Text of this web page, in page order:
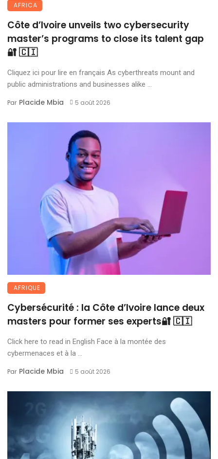
AFRICA
Côte d’Ivoire unveils two cybersecurity
master’s programs to close its talent gap
🔐 🇨🇮
Cliquez ici pour lire en français As cyberthreats mount and
public administrations and businesses alike ...
Par Placide Mbia 5 août 2026
AFRIQUE
Cybersécurité : la Côte d’Ivoire lance deux
masters pour former ses experts🔐 🇨🇮
Click here to read in English Face à la montée des
cybermenaces et à la ...
Par Placide Mbia 5 août 2026